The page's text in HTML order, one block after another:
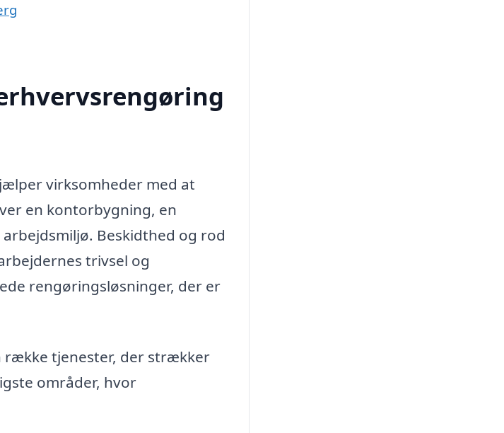
virksomheder med at
en kontorbygning, en
Beskidthed og rod
trivsel og
rengøringsløsninger, der er
række tjenester, der strækker
områder, hvor